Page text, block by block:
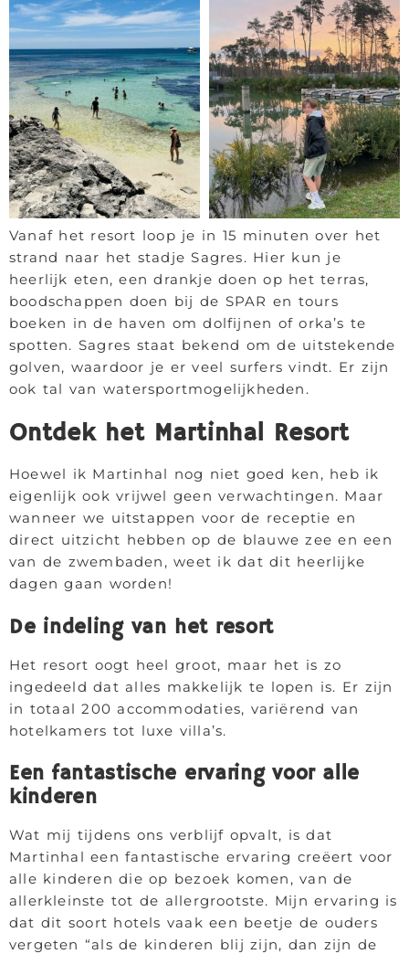
Vanaf het resort loop je in 15 minuten over het
strand naar het stadje Sagres. Hier kun je
heerlijk eten, een drankje doen op het terras,
boodschappen doen bij de SPAR en tours
boeken in de haven om dolfijnen of orka’s te
spotten. Sagres staat bekend om de uitstekende
golven, waardoor je er veel surfers vindt. Er zijn
ook tal van watersportmogelijkheden.
Ontdek het Martinhal Resort
Hoewel ik Martinhal nog niet goed ken, heb ik
eigenlijk ook vrijwel geen verwachtingen. Maar
wanneer we uitstappen voor de receptie en
direct uitzicht hebben op de blauwe zee en een
van de zwembaden, weet ik dat dit heerlijke
dagen gaan worden!
De indeling van het resort
Het resort oogt heel groot, maar het is zo
ingedeeld dat alles makkelijk te lopen is. Er zijn
in totaal 200 accommodaties, variërend van
hotelkamers tot luxe villa’s.
Een fantastische ervaring voor alle
kinderen
Wat mij tijdens ons verblijf opvalt, is dat
Martinhal een fantastische ervaring creëert voor
alle kinderen die op bezoek komen, van de
allerkleinste tot de allergrootste. Mijn ervaring is
dat dit soort hotels vaak een beetje de ouders
vergeten “als de kinderen blij zijn, dan zijn de